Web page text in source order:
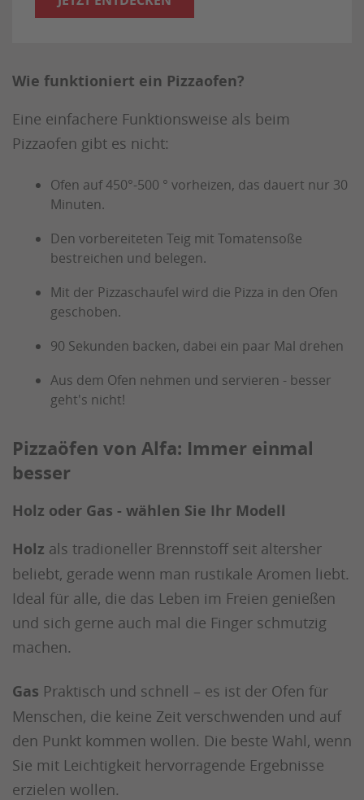
Wie funktioniert ein Pizzaofen?
Eine einfachere Funktionsweise als beim
Pizzaofen gibt es nicht:
Ofen auf 450°-500 ° vorheizen, das dauert nur 30
Minuten.
Den vorbereiteten Teig mit Tomatensoße
bestreichen und belegen.
Mit der Pizzaschaufel wird die Pizza in den Ofen
geschoben.
90 Sekunden backen, dabei ein paar Mal drehen
Aus dem Ofen nehmen und servieren - besser
geht's nicht!
Pizzaöfen von Alfa: Immer einmal
besser
Holz oder Gas - wählen Sie Ihr Modell
Holz als tradioneller Brennstoff seit altersher
beliebt, gerade wenn man rustikale Aromen liebt.
Ideal für alle, die das Leben im Freien genießen
und sich gerne auch mal die Finger schmutzig
machen.
Gas Praktisch und schnell – es ist der Ofen für
Menschen, die keine Zeit verschwenden und auf
den Punkt kommen wollen. Die beste Wahl, wenn
Sie mit Leichtigkeit hervorragende Ergebnisse
erzielen wollen.